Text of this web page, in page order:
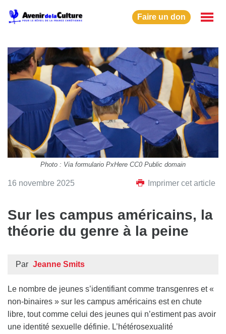
Faire un don
Photo : Via formulario PxHere CC0 Public domain
16 novembre 2025 Imprimer cet article
Sur les campus américains, la
théorie du genre à la peine
Par Jeanne Smits
Le nombre de jeunes s’identifiant comme transgenres et «
non-binaires » sur les campus américains est en chute
libre, tout comme celui des jeunes qui n’estiment pas avoir
une identité sexuelle définie. L’hétérosexualité